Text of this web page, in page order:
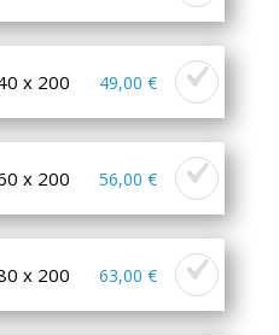
x 200 49,00 €
x 200 56,00 €
x 200 63,00 €